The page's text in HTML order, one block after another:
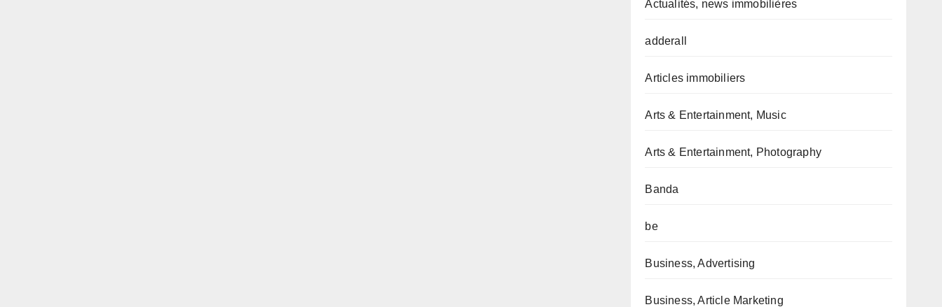
Actualités, news immobilières
adderall
Articles immobiliers
Arts & Entertainment, Music
Arts & Entertainment, Photography
Banda
be
Business, Advertising
Business, Article Marketing